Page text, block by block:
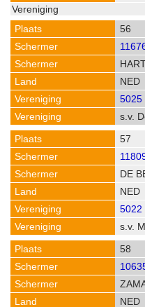
56
NED
5025
s.v.
57
DE
NED
5022
s.v.
58
NED